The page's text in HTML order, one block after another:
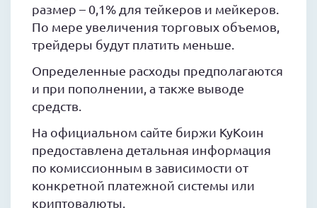
размер – 0,1% для тейкеров и мейкеров.
По мере увеличения торговых объемов,
трейдеры будут платить меньше.
Определенные расходы предполагаются
и при пополнении, а также выводе
средств.
На официальном сайте биржи КуКоин
предоставлена детальная информация
по комиссионным в зависимости от
конкретной платежной системы или
криптовалюты.